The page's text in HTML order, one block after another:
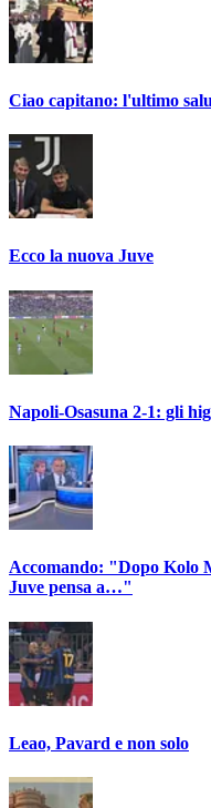
Ciao capitano: l'ultimo
Ecco la nuova Juve
Napoli-Osasuna 2-1: gli
Accomando: "Dopo Kolo
Juve pensa a…"
Leao, Pavard e non solo